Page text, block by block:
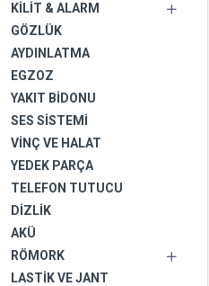
KILIT & ALARM
GÖZLÜK
AYDINLATMA
EGZOZ
YAKIT BIDONU
SES SISTEMI
VINÇ VE HALAT
YEDEK PARÇA
TELEFON TUTUCU
DIZLIK
AKÜ
RÖMORK
LASTIK VE JANT